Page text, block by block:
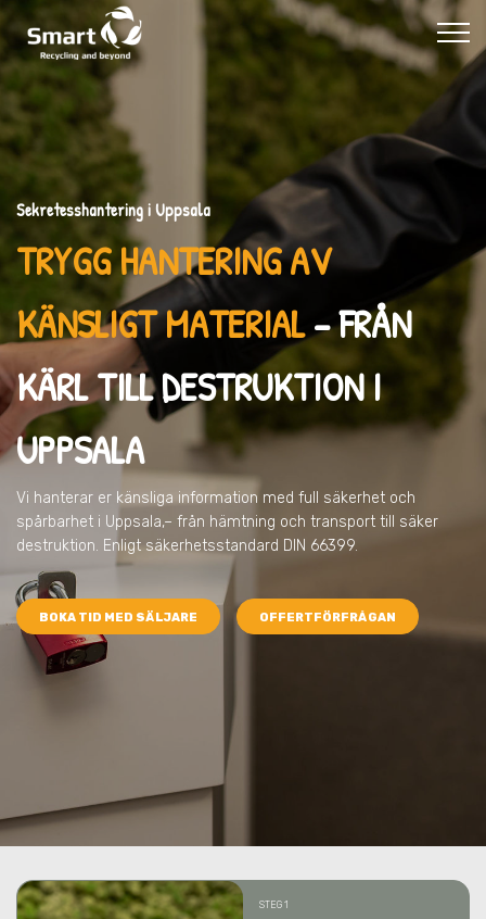
Sekretesshantering i Uppsala
TRYGG HANTERING AV
KÄNSLIGT MATERIAL– FRÅN
KÄRL TILL DESTRUKTION I
UPPSALA
Vi hanterar er känsliga information med full säkerhet och
spårbarhet i Uppsala,– från hämtning och transport till säker
destruktion. Enligt säkerhetsstandard DIN 66399.
BOKA TID MED SÄLJARE OFFERTFÖRFRÅGAN
STEG 1